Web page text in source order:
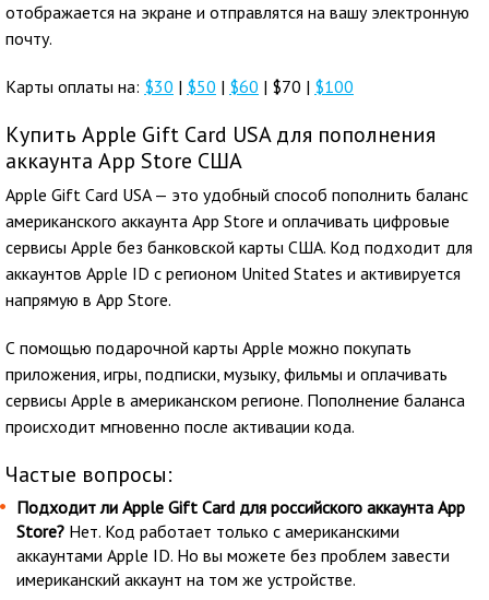
отображается на экране и отправлятся на вашу электронную
почту.
Карты оплаты на: $30 | $50 | $60 | $70 | $100
Купить Apple Gift Card USA для пополнения
аккаунта App Store США
Apple Gift Card USA — это удобный способ пополнить баланс
американского аккаунта App Store и оплачивать цифровые
сервисы Apple без банковской карты США. Код подходит для
аккаунтов Apple ID с регионом United States и активируется
напрямую в App Store.
С помощью подарочной карты Apple можно покупать
приложения, игры, подписки, музыку, фильмы и оплачивать
сервисы Apple в американском регионе. Пополнение баланса
происходит мгновенно после активации кода.
Частые вопросы:
Подходит ли Apple Gift Card для российского аккаунта App
Store? Нет. Код работает только с американскими
аккаунтами Apple ID. Но вы можете без проблем завести
имериканский аккаунт на том же устройстве.